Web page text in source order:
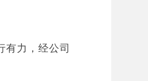
有力，经公司